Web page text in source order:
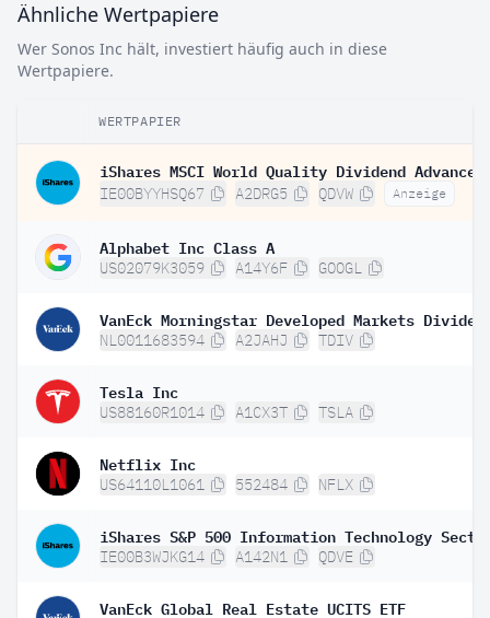
Ähnliche Wertpapiere
Wer Sonos Inc hält, investiert häufig auch in diese
Wertpapiere.
WERTPAPIER
IE00BYYHSQ67 A2DRG5 QDVW Anzeige
Alphabet Inc Class A
US02079K3059 A14Y6F GOOGL
NL0011683594 A2JAHJ TDIV
Tesla Inc
US88160R1014 A1CX3T TSLA
Netflix Inc
US64110L1061 552484 NFLX
IE00B3WJKG14 A142N1 QDVE
VanEck Global Real Estate UCITS ETF